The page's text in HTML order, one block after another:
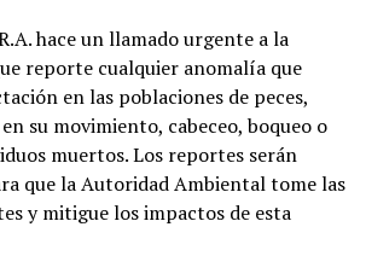
hace un llamado urgente a la
reporte cualquier anomalía que
en las poblaciones de peces,
su movimiento, cabeceo, boqueo o
muertos. Los reportes serán
que la Autoridad Ambiental tome las
y mitigue los impactos de esta